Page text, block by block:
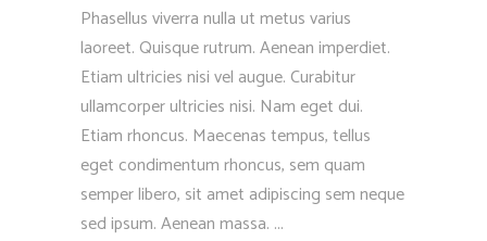
Phasellus viverra nulla ut metus varius
laoreet. Quisque rutrum. Aenean imperdiet.
Etiam ultricies nisi vel augue. Curabitur
ullamcorper ultricies nisi. Nam eget dui.
Etiam rhoncus. Maecenas tempus, tellus
eget condimentum rhoncus, sem quam
semper libero, sit amet adipiscing sem neque
sed ipsum. Aenean massa.